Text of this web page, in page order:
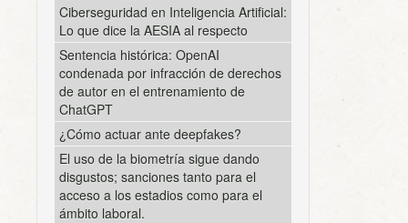
Ciberseguridad en Inteligencia Artificial:
Lo que dice la AESIA al respecto
Sentencia histórica: OpenAI
condenada por infracción de derechos
de autor en el entrenamiento de
ChatGPT
¿Cómo actuar ante deepfakes?
El uso de la biometría sigue dando
disgustos; sanciones tanto para el
acceso a los estadios como para el
ámbito laboral.